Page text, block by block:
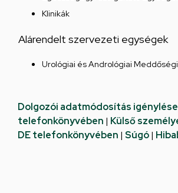
Klinikák
Alárendelt szervezeti egységek
Urológiai és Andrológiai
Dolgozói adatmódosítás igénylése
telefonkönyvében | Külső
DE telefonkönyvében | Súgó|